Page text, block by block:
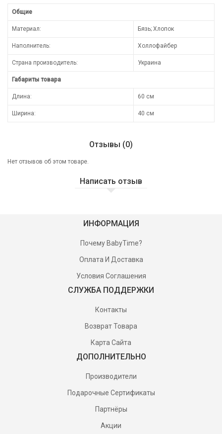
Общие
Материал: Бязь; Хлопок
Наполнитель: Холлофайбер
Страна производитель: Украина
Габариты товара
Длина: 60 см
Ширина: 40 см
Отзывы (0)
Нет отзывов об этом товаре.
Написать отзыв
ИНФОРМАЦИЯ
Почему BabyTime?
Оплата И Доставка
Условия Соглашения
СЛУЖБА ПОДДЕРЖКИ
Контакты
Возврат Товара
Карта Сайта
ДОПОЛНИТЕЛЬНО
Производители
Подарочные Сертификаты
Партнёры
Акции